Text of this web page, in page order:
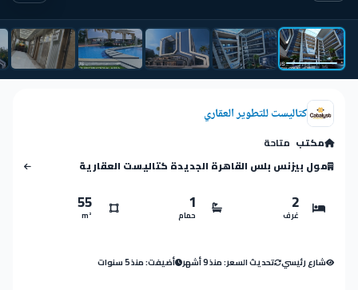
كتاليست للتطوير العقاري
مكتب متاحة
مول بيزنس بلس القاهرة الجديدة كتاليست العقارية
2
غرف
1
حمام
55
m²
شارع رئيسي تحديث السعر: منذ 9 أشهر أضيفت: منذ 5 سنوات